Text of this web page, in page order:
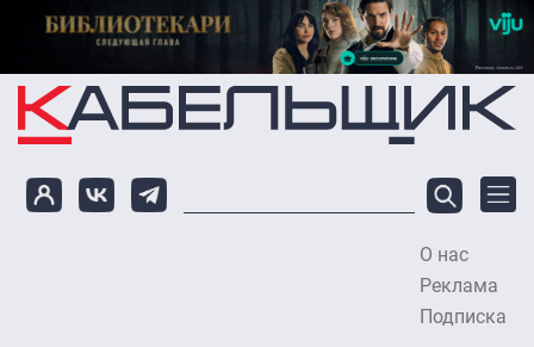
Перейти к основному содержанию
О нас
Реклама
Подписка